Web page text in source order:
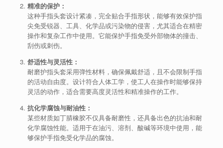
精准的保护：
这种手指头套设计紧凑，完全贴合手指形状，能够有效保护指
尖免受锐器、工具、化学品或污染物的侵害，尤其适合在精密
操作和复杂工作中使用。它能保护手指免受外部物体的撞击、
刮伤或刺伤。
舒适性与灵活性：
耐磨护指头套采用弹性材料，确保佩戴舒适，且不会限制手指
的活动自由度。设计符合人体工学，使工人在操作时能够保持
灵活的动作，适合需要高度灵活性和精准操作的工作。
抗化学腐蚀与耐油性：
某些材质如丁腈橡胶不仅具备耐磨性，还具备出色的抗油和耐
化学腐蚀性能。适用于在油污、溶剂、酸碱等环境中使用，能
够保护手指免受化学品的腐蚀。